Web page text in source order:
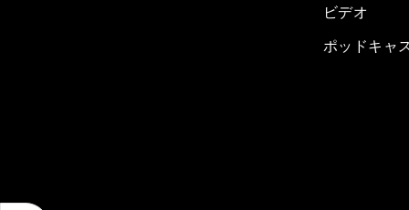
ビデオ
ポッドキャ